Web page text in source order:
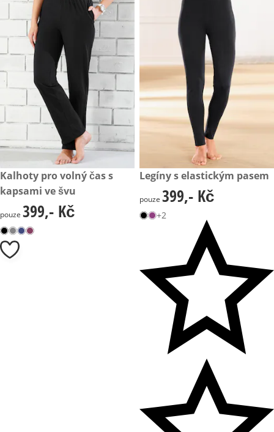
399,- Kč
Kalhoty pro volný čas s
kapsami ve švu
399,- Kč
pouze 399,- Kč
399,- Kč
Legíny s elastickým pasem
399,- Kč
pouze 399,- Kč
+2